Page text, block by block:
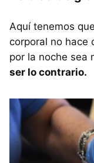
Aquí tenemos
corporal no hace
por la noche sea
ser lo contrario.